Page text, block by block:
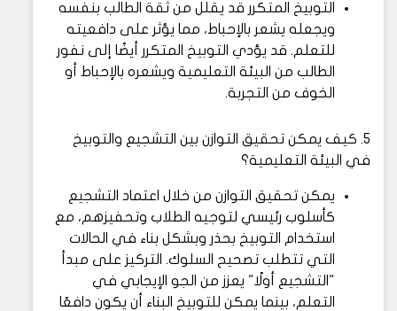
التوبيخ المتكرر قد يقلل من ثقة الطالب بنفسه
ويجعله يشعر بالإحباط، مما يؤثر على دافعيته
للتعلم. قد يؤدي التوبيخ المتكرر أيضًا إلى نفور
الطالب من البيئة التعليمية ويشعره بالإحباط أو
الخوف من التجربة.
5. كيف يمكن تحقيق التوازن بين التشجيع والتوبيخ
في البيئة التعليمية؟
يمكن تحقيق التوازن من خلال اعتماد التشجيع
كأسلوب رئيسي لتوجيه الطلاب وتحفيزهم، مع
استخدام التوبيخ بحذر وبشكل بناء في الحالات
التي تتطلب تصحيح السلوك. التركيز على مبدأ
"التشجيع أولًا" يعزز من الجو الإيجابي في
التعلم، بينما يمكن للتوبيخ البناء أن يكون دافعًا